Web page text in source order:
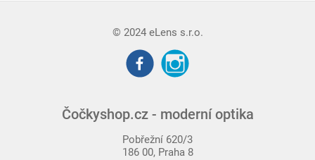
© 2024 eLens s.r.o.
Čočkyshop.cz - moderní optika
Pobřežní 620/3
186 00, Praha 8